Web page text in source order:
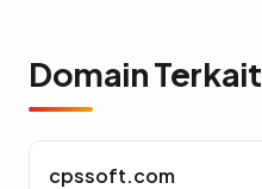
Domain Terkait
cpssoft.com